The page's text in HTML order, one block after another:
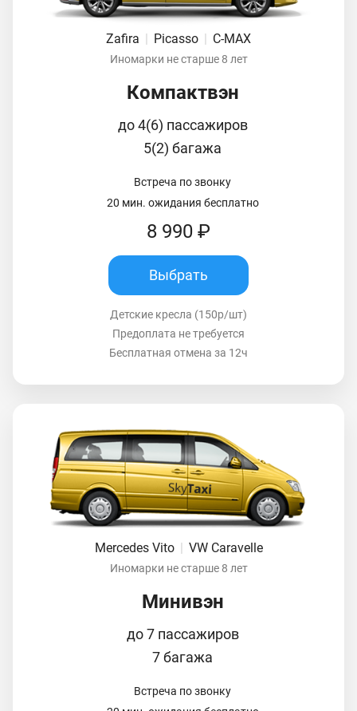
Zafira | Picasso | C-MAX
Иномарки не старше 8 лет
Компактвэн
до 4(6) пассажиров
5(2) багажа
Встреча по звонку
20 мин. ожидания бесплатно
8 990 ₽
Выбрать
Детские кресла (150р/шт)
Предоплата не требуется
Бесплатная отмена за 12ч
Mercedes Vito VW Caravelle
Иномарки не старше 8 лет
Минивэн
до 7 пассажиров
7 багажа
Встреча по звонку